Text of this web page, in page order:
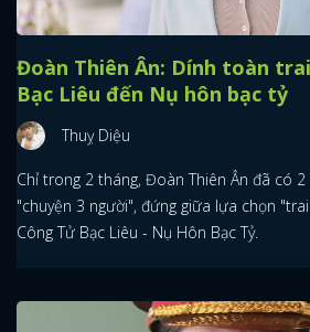
Đoàn Thiên Ân: Dính toàn
Bạc Liêu đến Nụ hôn bạc tỷ
Thuỵ Diệu
Chỉ trong 2 tháng, Đoàn Thiên Ân đã có
"chuyện 3 người", đứng giữa lựa chọn
Công Tử Bạc Liêu - Nụ Hôn Bạc Tỷ.